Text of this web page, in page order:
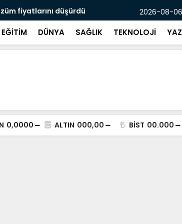
düşürdü Boğazına
2026-08-
EĞİTİM DÜNYA SAĞLIK TEKNOLOJİ
0,0000 ALTIN 000,00 BİST 00.000